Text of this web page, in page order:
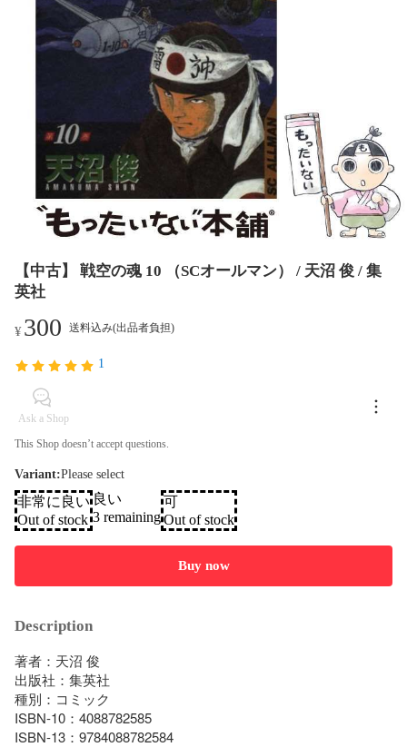
【中古】 戦空の魂 10 （SCオールマン） / 天沼 俊 / 集
英社
¥300 送料込み(出品者負担)
1
Ask a Shop
This Shop doesn’t accept questions.
Variant:Please select
非常に良い
Out of stock
良い
3 remaining
可
Out of stock
Buy now
Description
著者：天沼 俊
出版社：集英社
種別：コミック
ISBN-10：4088782585
ISBN-13：9784088782584